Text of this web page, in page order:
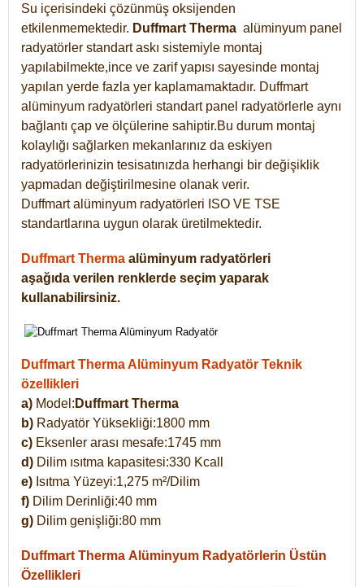
Su içerisindeki çözünmüş oksijenden
etkilenmemektedir. Duffmart Therma alüminyum panel
radyatörler standart askı sistemiyle montaj
yapılabilmekte,ince ve zarif yapısı sayesinde montaj
yapılan yerde fazla yer kaplamamaktadır. Duffmart
alüminyum radyatörleri standart panel radyatörlerle aynı
bağlantı çap ve ölçülerine sahiptir.Bu durum montaj
kolaylığı sağlarken mekanlarınız da eskiyen
radyatörlerinizin tesisatınızda herhangi bir değişiklik
yapmadan değiştirilmesine olanak verir.
Duffmart alüminyum radyatörleri ISO VE TSE
standartlarına uygun olarak üretilmektedir.
Duffmart Therma alüminyum radyatörleri
aşağıda verilen renklerde seçim yaparak
kullanabilirsiniz.
Duffmart Therma Alüminyum Radyatör Teknik
özellikleri
a) Model: Duffmart Therma
b) Radyatör Yüksekliği:1800 mm
c) Eksenler arası mesafe:1745 mm
d) Dilim ısıtma kapasitesi:330 Kcall
e) Isıtma Yüzeyi:1,275 m²/Dilim
f) Dilim Derinliği:40 mm
g) Dilim genişliği:80 mm
Duffmart Therma Alüminyum Radyatörlerin Üstün
Özellikleri